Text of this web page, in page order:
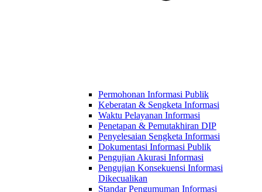
Permohonan Informasi Publik
Keberatan & Sengketa Informasi
Waktu Pelayanan Informasi
Penetapan & Pemutakhiran DIP
Penyelesaian Sengketa Informasi
Dokumentasi Informasi Publik
Pengujian Akurasi Informasi
Pengujian Konsekuensi Informasi
Dikecualikan
Standar Pengumuman Informasi